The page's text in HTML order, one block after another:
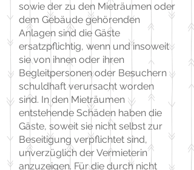
sowie der zu den Mieträumen oder
dem Gebäude gehörenden
Anlagen sind die Gäste
ersatzpflichtig, wenn und insoweit
sie von ihnen oder ihren
Begleitpersonen oder Besuchern
schuldhaft verursacht worden
sind. In den Mieträumen
entstehende Schäden haben die
Gäste, soweit sie nicht selbst zur
Beseitigung verpflichtet sind,
unverzüglich der Vermieterin
anzuzeigen. Für die durch nicht